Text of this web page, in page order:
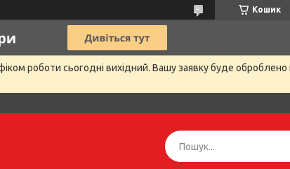
Кошик
роботи сьогодні вихідний. Вашу заявку буде